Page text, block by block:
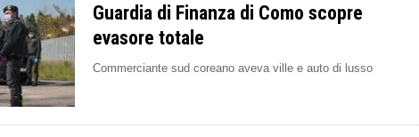
Guardia di Finanza di Como scopre
evasore totale
Commerciante sud coreano aveva ville e auto di lusso